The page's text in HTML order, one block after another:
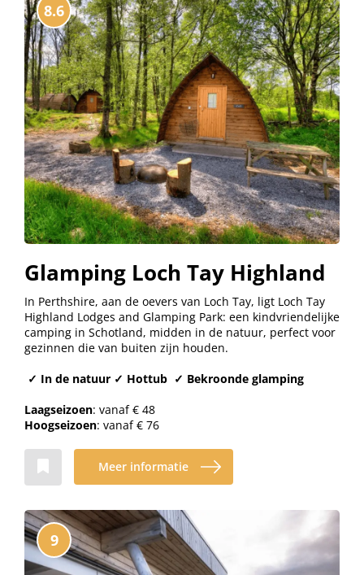
8.6
Glamping Loch Tay Highland
In Perthshire, aan de oevers van Loch Tay, ligt Loch Tay
Highland Lodges and Glamping Park: een kindvriendelijke
camping in Schotland, midden in de natuur, perfect voor
gezinnen die van buiten zijn houden.
✓ In de natuur ✓ Hottub ✓ Bekroonde glamping
Laagseizoen: vanaf € 48
Hoogseizoen: vanaf € 76
Meer informatie
9